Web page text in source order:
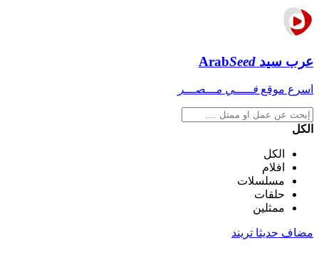
عرب سيد ArabSeed
اسرع موقع فـــــي مـــصـــر
الكل
الكل
افلام
مسلسلات
حلقات
ممثلين
مضاف حديثا تريند